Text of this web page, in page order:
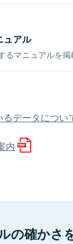
ュアル
マニュアルを掲
データについ
内
の確かさを